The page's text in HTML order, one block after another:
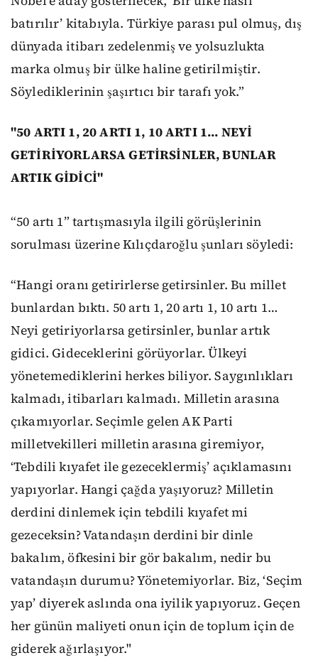
batırılır’ kitabıyla. Türkiye parası pul olmuş, dış
dünyada itibarı zedelenmiş ve yolsuzlukta
marka olmuş bir ülke haline getirilmiştir.
Söylediklerinin şaşırtıcı bir tarafı yok.”
"50 ARTI 1, 20 ARTI 1, 10 ARTI 1... NEYİ
GETİRİYORLARSA GETİRSİNLER, BUNLAR
ARTIK GİDİCİ"
“50 artı 1” tartışmasıyla ilgili görüşlerinin
sorulması üzerine Kılıçdaroğlu şunları söyledi:
“Hangi oranı getirirlerse getirsinler. Bu millet
bunlardan bıktı. 50 artı 1, 20 artı 1, 10 artı 1…
Neyi getiriyorlarsa getirsinler, bunlar artık
gidici. Gideceklerini görüyorlar. Ülkeyi
yönetemediklerini herkes biliyor. Saygınlıkları
kalmadı, itibarları kalmadı. Milletin arasına
çıkamıyorlar. Seçimle gelen AK Parti
milletvekilleri milletin arasına giremiyor,
‘Tebdili kıyafet ile gezeceklermiş’ açıklamasını
yapıyorlar. Hangi çağda yaşıyoruz? Milletin
derdini dinlemek için tebdili kıyafet mi
gezeceksin? Vatandaşın derdini bir dinle
bakalım, öfkesini bir gör bakalım, nedir bu
vatandaşın durumu? Yönetemiyorlar. Biz, ‘Seçim
yap’ diyerek aslında ona iyilik yapıyoruz. Geçen
her günün maliyeti onun için de toplum için de
giderek ağırlaşıyor."